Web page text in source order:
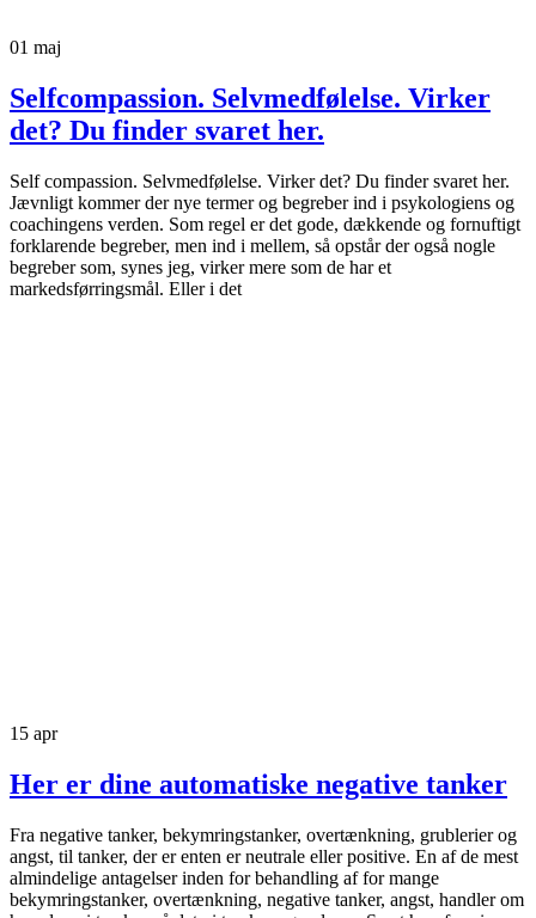
01 maj
Selfcompassion. Selvmedfølelse. Virker
det? Du finder svaret her.
Self compassion. Selvmedfølelse. Virker det? Du finder svaret her.
Jævnligt kommer der nye termer og begreber ind i psykologiens og
coachingens verden. Som regel er det gode, dækkende og fornuftigt
forklarende begreber, men ind i mellem, så opstår der også nogle
begreber som, synes jeg, virker mere som de har et
markedsførringsmål. Eller i det
15 apr
Her er dine automatiske negative tanker
Fra negative tanker, bekymringstanker, overtænkning, grublerier og
angst, til tanker, der er enten er neutrale eller positive. En af de mest
almindelige antagelser inden for behandling af for mange
bekymringstanker, overtænkning, negative tanker, angst, handler om